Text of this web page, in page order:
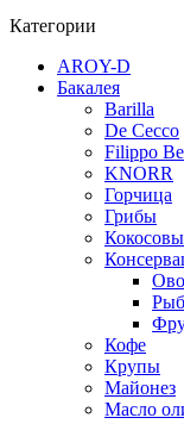
Категории
AROY-D
Бакалея
Barilla
De Cecco
Filippo
KNORR
Горчица
Грибы
Кофе
Крупы
Майонез
Масло